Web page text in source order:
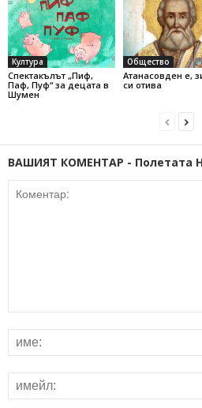
Култура
Спектакълът „Пиф,
Паф, Пуф“ за децата в
Шумен
Общество
Атанасовден е,
си отива
ВАШИЯТ КОМЕНТАР - Полетата